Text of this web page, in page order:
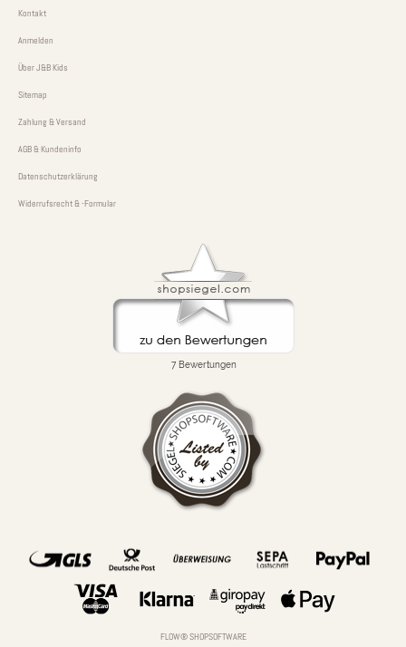
Kontakt
Anmelden
Über J&B Kids
Sitemap
Zahlung & Versand
AGB & Kundeninfo
Datenschutzerklärung
Widerrufsrecht & -Formular
FLOW® SHOPSOFTWARE